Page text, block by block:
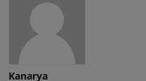
Kanarya